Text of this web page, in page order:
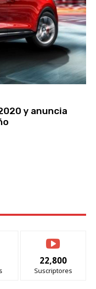
y anuncia
22,800
Suscriptores